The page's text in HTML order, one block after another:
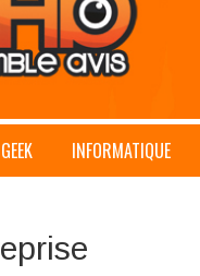
GEEK INFORMATIQUE